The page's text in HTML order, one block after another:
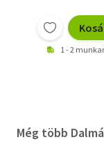
1 - 2
Még több